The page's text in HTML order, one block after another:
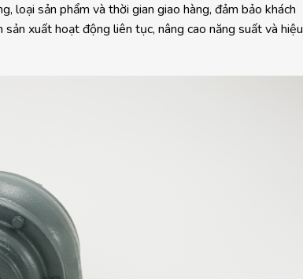
loại sản phẩm và thời gian giao hàng, đảm bảo khách
xuất hoạt động liên tục, nâng cao năng suất và hiệu